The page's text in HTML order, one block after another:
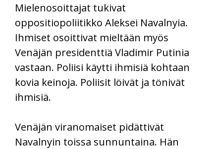
Mielenosoittajat tukivat
oppositiopoliitikko Aleksei Navalnyia.
Ihmiset osoittivat mieltään myös
Venäjän presidenttiä Vladimir Putinia
vastaan. Poliisi käytti ihmisiä kohtaan
kovia keinoja. Poliisit löivät ja tönivät
ihmisiä.
Venäjän viranomaiset pidättivät
Navalnyin toissa sunnuntaina. Hän